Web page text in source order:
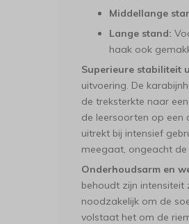
Middellange
Lange stand:
haak ook
Superieure stabiliteit
uitvoering. De
de treksterkte naar
de leersoorten op een
uitrekt bij intensief
meegaat, ongeacht
Onderhoudsarm en
behoudt zijn intensiteit
noodzakelijk om de
volstaat het om de